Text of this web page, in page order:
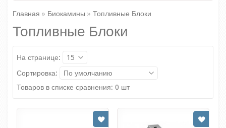
Главная » Биокамины » Топливные Блоки
Топливные Блоки
На странице:
15
Сортировка:
По умолчанию
Товаров в списке сравнения: 0 шт